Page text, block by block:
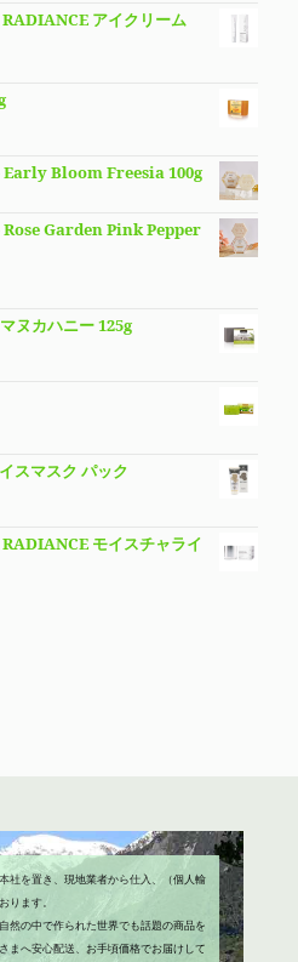
アイクリーム
Early Bloom Freesia 100g
Rose Garden Pink Pepper
ヌカハニー 125g
スマスク パック
モイスチャライ
社を置き、現地業者から仕入、（個人輸
ります。
然の中で作られた世界でも話題の商品を
まへ安心配送、お手頃価格でお届けして